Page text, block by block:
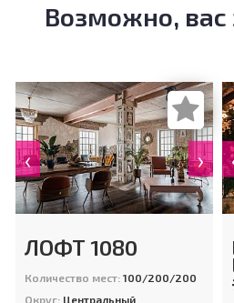
Возможно, вас
‹ ›
ЛОФТ 1080
Количество мест:100/200/200
Округ: Центральный